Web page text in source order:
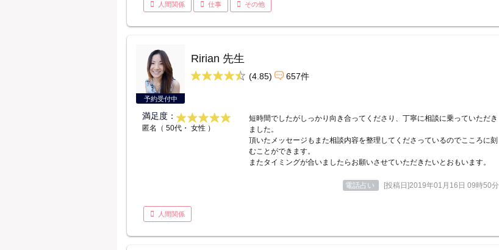
人間関係 仕事 その他
予約受付中
Ririan 先生
(4.85) 657件
満足度：
匿名（ 50代・ 女性 ）
短時間でしたがしっかり向き合ってくださり、丁寧に相談に乗っていただき
ました。
頂いたメッセージもまた相談内容を整理してくださっているのでこころに刻
むことができます。
またタイミングが合いましたらお願いさせていただきたいとおもいます。
電話占い [投稿日]2019年01月16日 09時50分
人間関係